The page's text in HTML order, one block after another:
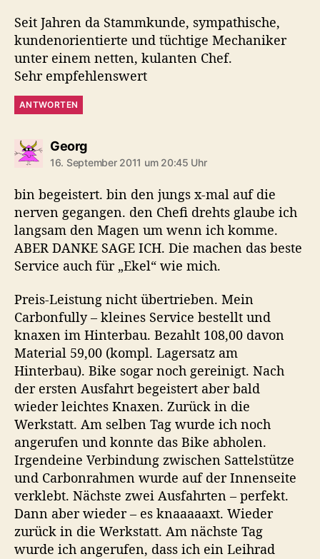
:
Seit Jahren da Stammkunde, sympathische,
kundenorientierte und tüchtige Mechaniker
unter einem netten, kulanten Chef.
Sehr empfehlenswert
ANTWORTEN
Georgs
a
:
16. September 2011 um 20:45 Uhr
bin begeistert. bin den jungs x-mal auf die
nerven gegangen. den Chefi drehts glaube ich
langsam den Magen um wenn ich komme.
ABER DANKE SAGE ICH. Die machen das beste
Service auch für „Ekel“ wie mich.
Preis-Leistung nicht übertrieben. Mein
Carbonfully – kleines Service bestellt und
knaxen im Hinterbau. Bezahlt 108,00 davon
Material 59,00 (kompl. Lagersatz am
Hinterbau). Bike sogar noch gereinigt. Nach
der ersten Ausfahrt begeistert aber bald
wieder leichtes Knaxen. Zurück in die
Werkstatt. Am selben Tag wurde ich noch
angerufen und konnte das Bike abholen.
Irgendeine Verbindung zwischen Sattelstütze
und Carbonrahmen wurde auf der Innenseite
verklebt. Nächste zwei Ausfahrten – perfekt.
Dann aber wieder – es knaaaaaxt. Wieder
zurück in die Werkstatt. Am nächste Tag
wurde ich angerufen, dass ich ein Leihrad